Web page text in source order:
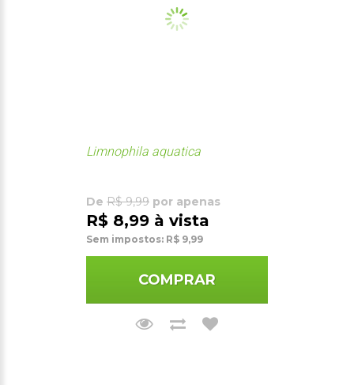
Limnophila aquatica
De R$ 9,99 por apenas
R$ 8,99 à vista
Sem impostos: R$ 9,99
COMPRAR